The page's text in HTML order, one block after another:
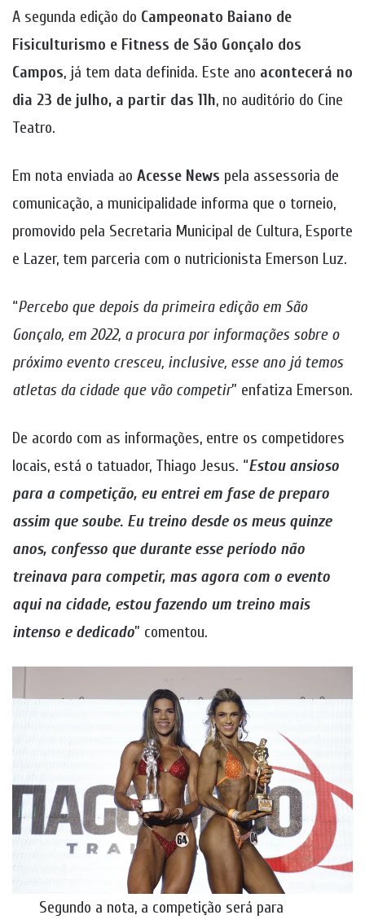
A segunda edição do Campeonato Baiano de
Fisiculturismo e Fitness de São Gonçalo dos
Campos, já tem data definida. Este ano acontecerá no
dia 23 de julho, a partir das 11h, no auditório do Cine
Teatro.
Em nota enviada ao Acesse News pela assessoria de
comunicação, a municipalidade informa que o torneio,
promovido pela Secretaria Municipal de Cultura, Esporte
e Lazer, tem parceria com o nutricionista Emerson Luz.
“Percebo que depois da primeira edição em São
Gonçalo, em 2022, a procura por informações sobre o
próximo evento cresceu, inclusive, esse ano já temos
atletas da cidade que vão competir” enfatiza Emerson.
De acordo com as informações, entre os competidores
locais, está o tatuador, Thiago Jesus. “Estou ansioso
para a competição, eu entrei em fase de preparo
assim que soube. Eu treino desde os meus quinze
anos, confesso que durante esse período não
treinava para competir, mas agora com o evento
aqui na cidade, estou fazendo um treino mais
intenso e dedicado” comentou.
Segundo a nota, a competição será para